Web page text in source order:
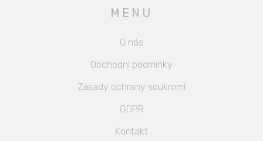
MENU
O nás
Obchodní podmínky
Zásady ochrany soukromí
GDPR
Kontakt